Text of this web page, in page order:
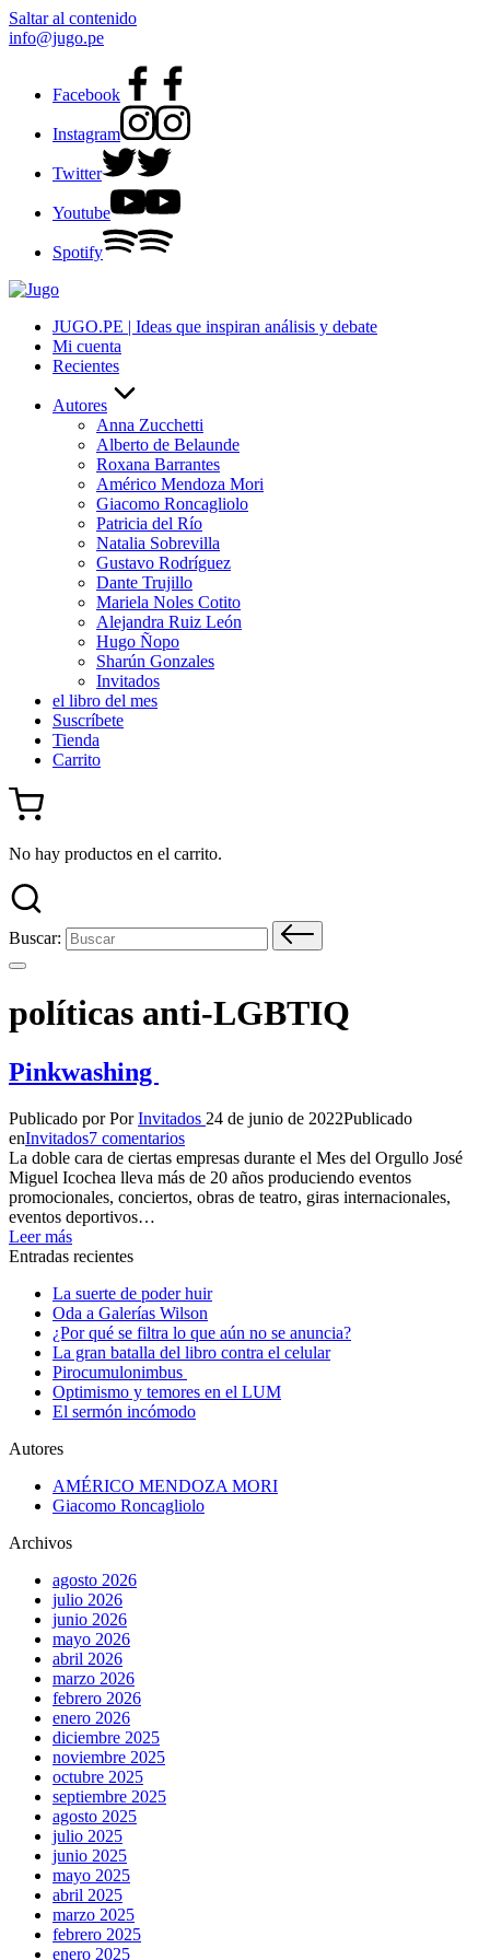
Saltar al contenido
info@jugo.pe
Facebook
Instagram
Twitter
Youtube
Spotify
JUGO.PE | Ideas que inspiran análisis y debate
Mi cuenta
Recientes
Autores
Anna Zucchetti
Alberto de Belaunde
Roxana Barrantes
Américo Mendoza Mori
Giacomo Roncagliolo
Patricia del Río
Natalia Sobrevilla
Gustavo Rodríguez
Dante Trujillo
Mariela Noles Cotito
Alejandra Ruiz León
Hugo Ñopo
Sharún Gonzales
Invitados
el libro del mes
Suscríbete
Tienda
Carrito
No hay productos en el carrito.
Buscar:
políticas anti-LGBTIQ
Pinkwashing
Publicado por PorInvitados 24 de junio de 2022Publicado
enInvitados7 comentarios
La doble cara de ciertas empresas durante el Mes del Orgullo José
Miguel Icochea lleva más de 20 años produciendo eventos
promocionales, conciertos, obras de teatro, giras internacionales,
eventos deportivos…
Leer más
Entradas recientes
La suerte de poder huir
Oda a Galerías Wilson
¿Por qué se filtra lo que aún no se anuncia?
La gran batalla del libro contra el celular
Pirocumulonimbus
Optimismo y temores en el LUM
El sermón incómodo
Autores
AMÉRICO MENDOZA MORI
Giacomo Roncagliolo
Archivos
agosto 2026
julio 2026
junio 2026
mayo 2026
abril 2026
marzo 2026
febrero 2026
enero 2026
diciembre 2025
noviembre 2025
octubre 2025
septiembre 2025
agosto 2025
julio 2025
junio 2025
mayo 2025
abril 2025
marzo 2025
febrero 2025
enero 2025